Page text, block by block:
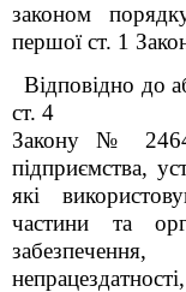
законом
першої ст. 1
Відповідно до
ст. 4
Закону № 2464
підприємства,
які
частини та